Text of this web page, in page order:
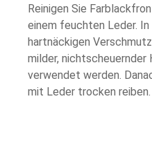
Reinigen Sie
einem feuchten Leder.
hartnäckigen
milder, nichtscheuernder
verwendet werden.
mit Leder trocken reiben.